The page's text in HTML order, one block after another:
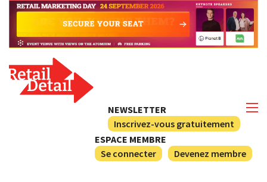
NEWSLETTER
Inscrivez-vous gratuitement
ESPACE MEMBRE
Se connecter
Devenez membre